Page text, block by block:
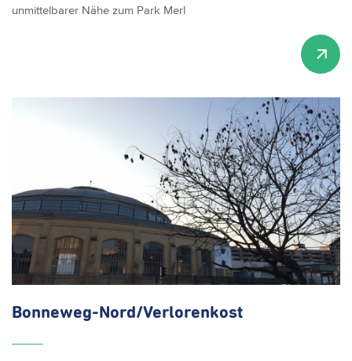
unmittelbarer Nähe zum Park Merl
Bonneweg-Nord/Verlorenkost